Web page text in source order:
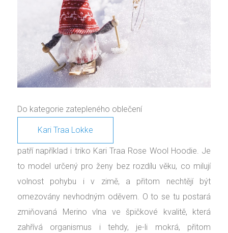
Do kategorie zatepleného oblečení
Kari Traa Lokke
patří například i triko Kari Traa Rose Wool Hoodie. Je
to model určený pro ženy bez rozdílu věku, co milují
volnost pohybu i v zimě, a přitom nechtějí být
omezovány nevhodným oděvem. O to se tu postará
zmiňovaná Merino vlna ve špičkové kvalitě, která
zahřívá organismus i tehdy, je-li mokrá, přitom